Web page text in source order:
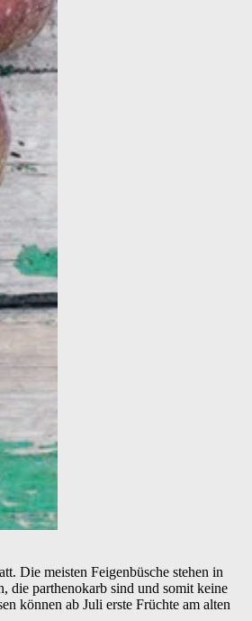
Die meisten Feigenbüsche stehen in
die parthenokarb sind und somit keine
können ab Juli erste Früchte am alten